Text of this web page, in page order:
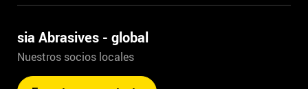
sia Abrasives - global
Nuestros socios locales